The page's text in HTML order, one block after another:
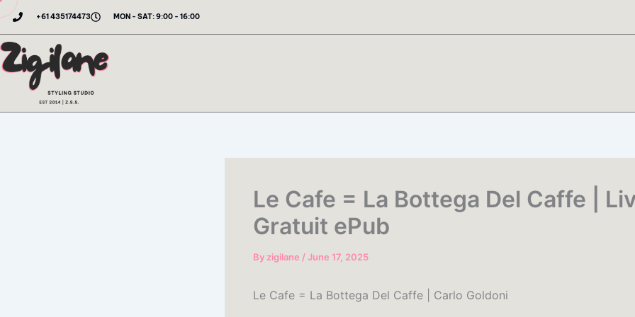
Skip
content
+61 435174473 MON - SAT: 9:00 - 16:00
Le Cafe = La Bottega Del Caffe |
Gratuit ePub
By zigilane /June 17, 2025
Le Cafe = La Bottega Del Caffe | Carlo Goldoni